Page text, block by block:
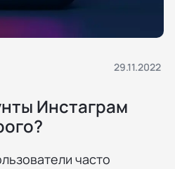
29.11.2022
Инстаграм
часто